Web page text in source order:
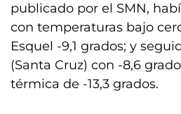
publicado por el SMN,
con temperaturas bajo
Esquel -9,1 grados; y
(Santa Cruz) con -8,6
térmica de -13,3 grados.